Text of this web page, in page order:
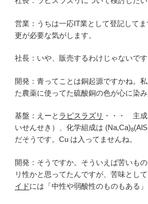
営業：うちは一応IT業として登記して
更が必要な気がします。
社長：いや、販売するわけじゃないです
開発：青ってことは銅起源ですかね。
た農薬に使ってた硫酸銅の色が心に染み
基盤：えーと ラピスラズリ ・・・ 主
いせんせき）、化学組成は (Na,Ca)8
だそうです。Cu は入ってませんね。
開発：そうですか。そういえば苦いも
リ性かと思ってたんですが、苦味とし
イドには「中性や弱酸性のものもある」